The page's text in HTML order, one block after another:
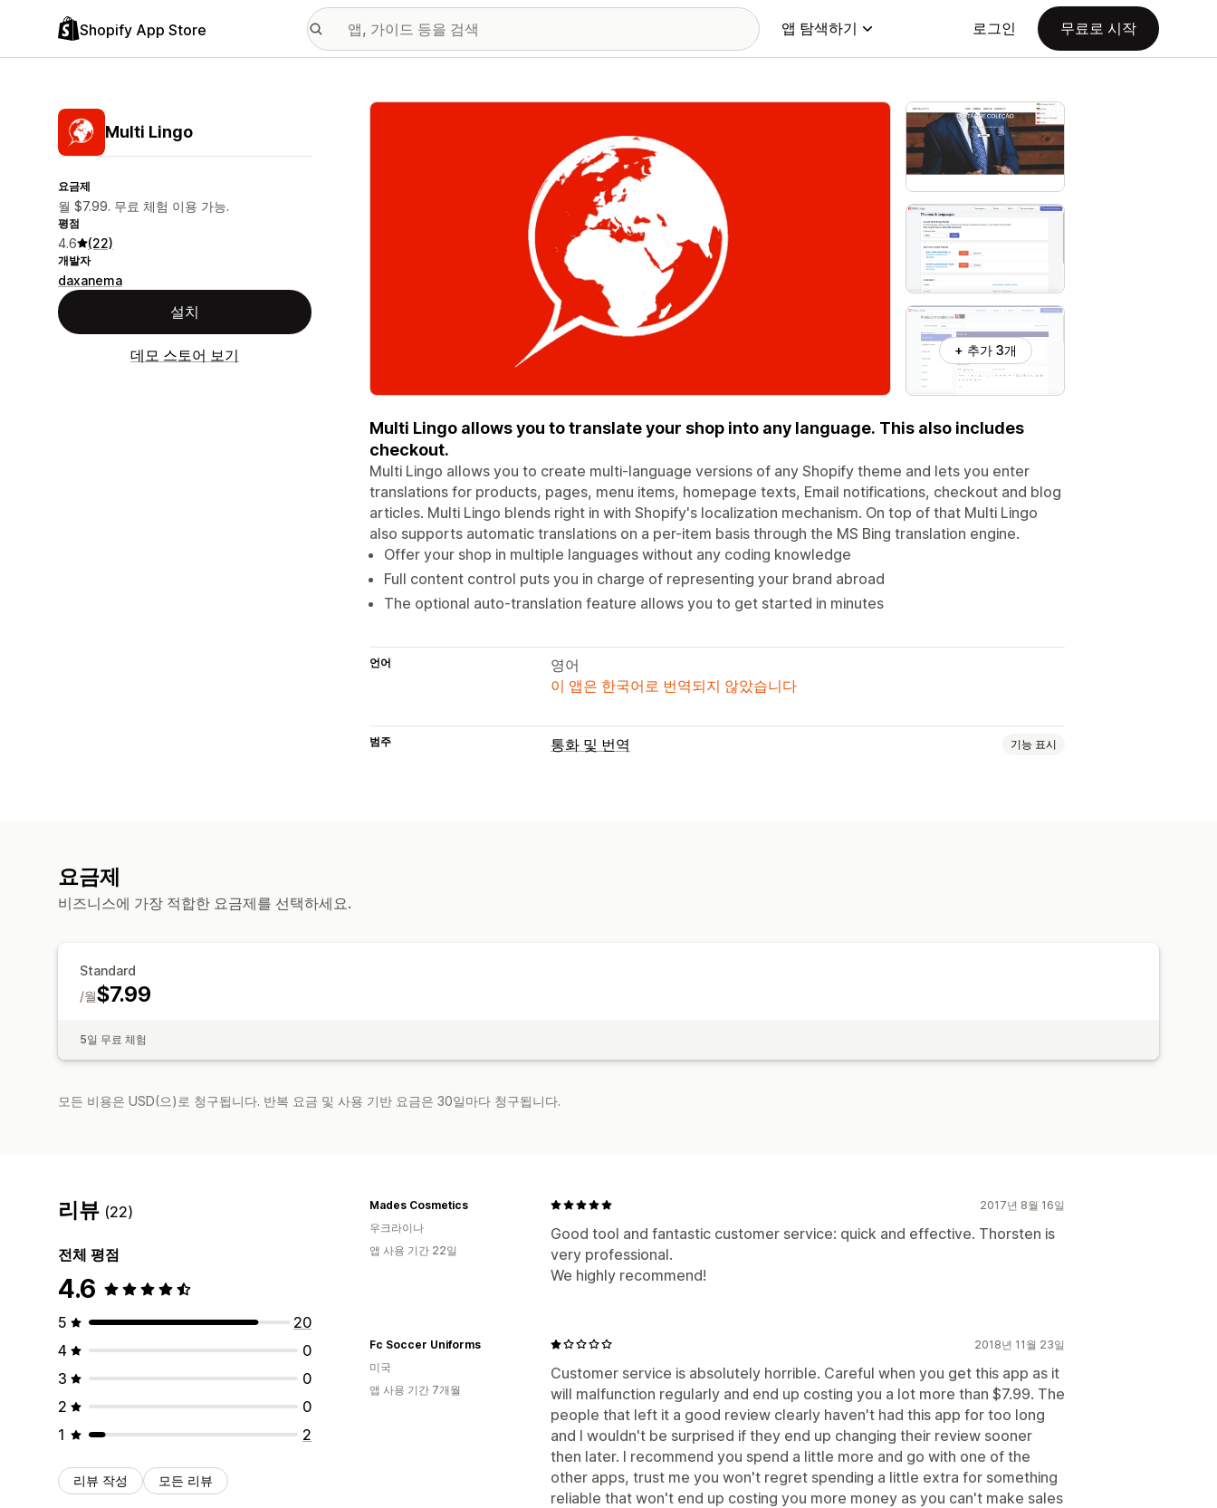
Shopify App Store 앱 탐색하기 로그인 무료로 시작
Multi Lingo
요금제
월 $7.99. 무료 체험 이용 가능.
평점
4.6 (22)
개발자
daxanema
설치
데모 스토어 보기
추천 이미지 갤러리
+ 추가 3개
Multi Lingo allows you to translate your shop into any language. This also includes
checkout.
Multi Lingo allows you to create multi-language versions of any Shopify theme and lets you enter
translations for products, pages, menu items, homepage texts, Email notifications, checkout and blog
articles. Multi Lingo blends right in with Shopify's localization mechanism. On top of that Multi Lingo
also supports automatic translations on a per-item basis through the MS Bing translation engine.
Offer your shop in multiple languages without any coding knowledge
Full content control puts you in charge of representing your brand abroad
The optional auto-translation feature allows you to get started in minutes
언어
영어
이 앱은 한국어로 번역되지 않았습니다
범주 통화 및 번역 기능 표시
요금제
비즈니스에 가장 적합한 요금제를 선택하세요.
Standard
$7.99
/월
5일 무료 체험
모든 비용은 USD(으)로 청구됩니다. 반복 요금 및 사용 기반 요금은 30일마다 청구됩니다.
리뷰 (22)
전체 평점
4.6
5
20
4
0
3
0
2
0
1
2
리뷰 작성 모든 리뷰
2017년 8월 16일
Good tool and fantastic customer service: quick and effective. Thorsten is
very professional.
We highly recommend!
Mades Cosmetics
우크라이나
앱 사용 기간 22일
2018년 11월 23일
Customer service is absolutely horrible. Careful when you get this app as it
will malfunction regularly and end up costing you a lot more than $7.99. The
people that left it a good review clearly haven't had this app for too long
and I wouldn't be surprised if they end up changing their review sooner
then later. I recommend you spend a little more and go with one of the
other apps, trust me you won't regret spending a little extra for something
reliable that won't end up costing you more money as you can't make sales
Fc Soccer Uniforms
미국
앱 사용 기간 7개월